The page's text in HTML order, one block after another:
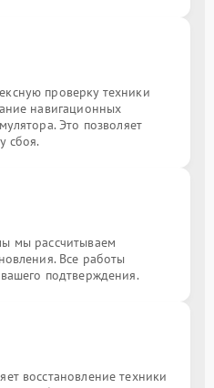
проверку техники
навигационных
Это позволяет
сбоя.
мы рассчитываем
Все работы
подтверждения.
восстановление техники